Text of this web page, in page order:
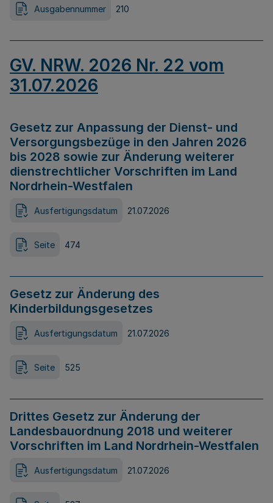
Ausgabennummer 210
GV. NRW. 2026 Nr. 22 vom
31.07.2026
Gesetz zur Anpassung der Dienst- und
Versorgungsbezüge in den Jahren 2026
bis 2028 sowie zur Änderung weiterer
dienstrechtlicher Vorschriften im Land
Nordrhein-Westfalen
Ausfertigungsdatum 21.07.2026
Seite 474
Gesetz zur Änderung des
Kinderbildungsgesetzes
Ausfertigungsdatum 21.07.2026
Seite 525
Drittes Gesetz zur Änderung der
Landesbauordnung 2018 und weiterer
Vorschriften im Land Nordrhein-Westfalen
Ausfertigungsdatum 21.07.2026